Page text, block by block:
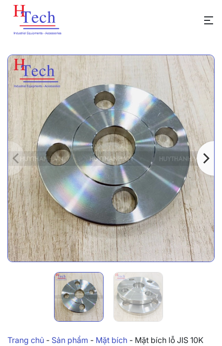
Trang chủ - Sản phẩm - Mặt bích - Mặt bích lỗ JIS 10K